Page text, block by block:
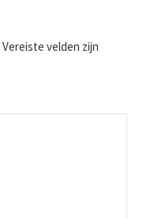
Vereiste velden zijn